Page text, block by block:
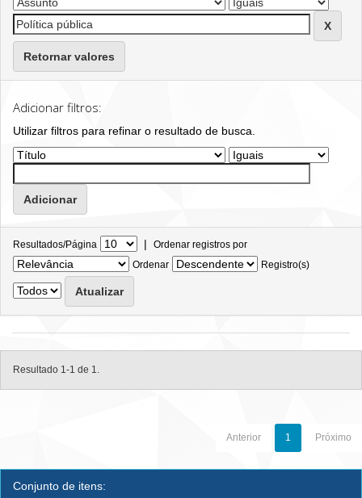
Retornar valores
Adicionar filtros:
Utilizar filtros para refinar o resultado de busca.
Resultados/Página | Ordenar registros por
Ordenar
Registro(s)
Resultado 1-1 de 1.
Anterior 1 Próximo
Conjunto de itens: